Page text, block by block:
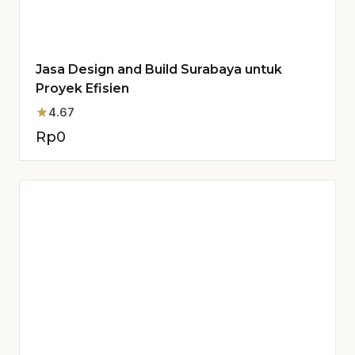
Jasa Design and Build Surabaya untuk
Proyek Efisien
star4.67
Rp0